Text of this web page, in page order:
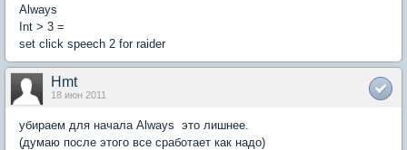
Always
Int > 3 =
set click speech 2 for raider
Hmt
18 июн 2011
убираем для начала Always  это лишнее.
(думаю после этого все сработает как надо)